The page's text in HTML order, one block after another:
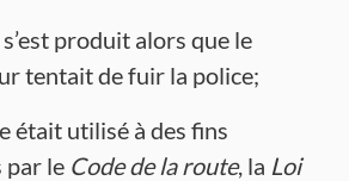
s’est produit alors que le
tentait de fuir la police;
était utilisé à des fins
le Code de la route, la Loi